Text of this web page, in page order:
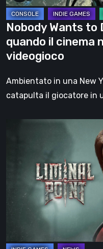
il
cinema
noir
incontra
il
videogioco
Nobody Wants to
quando il cinema
videogioco
Ambientato in una New
catapulta il giocatore in
sappiamo
survival